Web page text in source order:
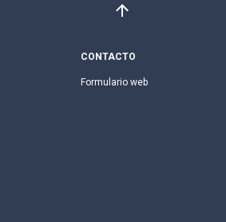
CONTACTO
Formulario web